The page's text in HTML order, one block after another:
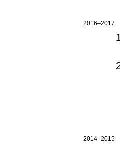
2016–2017
2014–2015